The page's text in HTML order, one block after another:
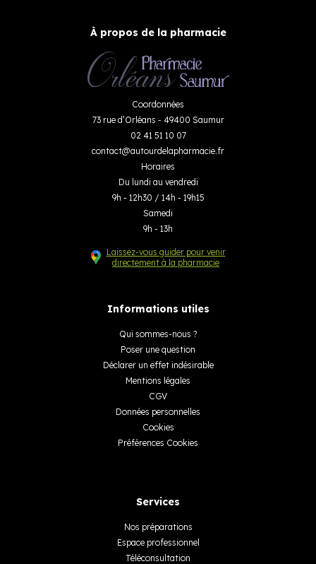
À propos de la pharmacie
Coordonnées
73 rue d’Orléans - 49400 Saumur
02 41 51 10 07
contact@autourdelapharmacie.fr
Horaires
Du lundi au vendredi
9h - 12h30 / 14h - 19h15
Samedi
9h - 13h
Laissez-vous guider pour venir
directement à la pharmacie
Informations utiles
Qui sommes-nous ?
Poser une question
Déclarer un effet indésirable
Mentions légales
CGV
Données personnelles
Cookies
Préférences Cookies
Services
Nos préparations
Espace professionnel
Téléconsultation